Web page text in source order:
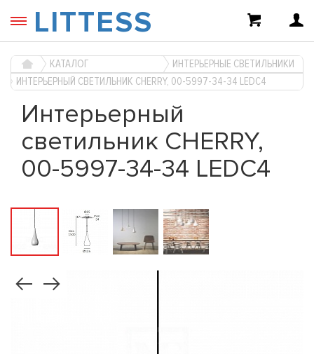
LITTESS
КАТАЛОГ
ИНТЕРЬЕРНЫЕ СВЕТИЛЬНИКИ
ИНТЕРЬЕРНЫЙ СВЕТИЛЬНИК CHERRY, 00-5997-34-34 LEDC4
Интерьерный
светильник CHERRY,
00-5997-34-34 LEDC4